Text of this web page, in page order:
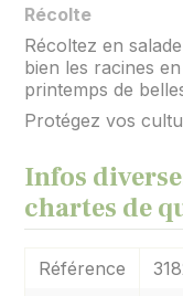
Récolte
Récoltez en
bien les racines
printemps de
Protégez vos
Infos
chartes de
Référence